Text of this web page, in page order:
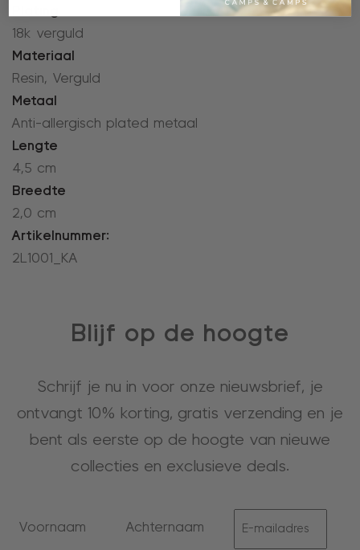
18k verguld
Materiaal
Resin, Verguld
Metaal
Anti-allergisch plated metaal
Lengte
4,5 cm
Breedte
2,0 cm
Artikelnummer:
2L1001_KA
Blijf op de hoogte
Schrijf je nu in voor onze nieuwsbrief, je
ontvangt 10% korting, gratis verzending en je
bent als eerste op de hoogte van nieuwe
collecties en exclusieve deals.